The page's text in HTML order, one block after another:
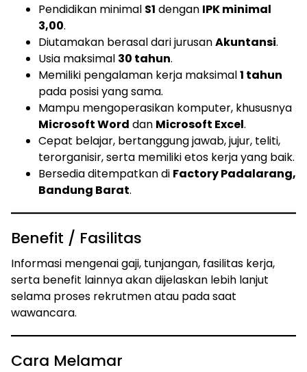
Pendidikan minimal S1 dengan IPK minimal
3,00.
Diutamakan berasal dari jurusanAkuntansi.
Usia maksimal 30 tahun.
Memiliki pengalaman kerja maksimal1 tahun
pada posisi yang sama.
Mampu mengoperasikan komputer, khususnya
Microsoft Word dan Microsoft Excel.
Cepat belajar, bertanggung jawab, jujur, teliti,
terorganisir, serta memiliki etos kerja yang baik.
Bersedia ditempatkan di Factory Padalarang,
Bandung Barat.
Benefit / Fasilitas
Informasi mengenai gaji, tunjangan, fasilitas kerja,
serta benefit lainnya akan dijelaskan lebih lanjut
selama proses rekrutmen atau pada saat
wawancara.
Cara Melamar